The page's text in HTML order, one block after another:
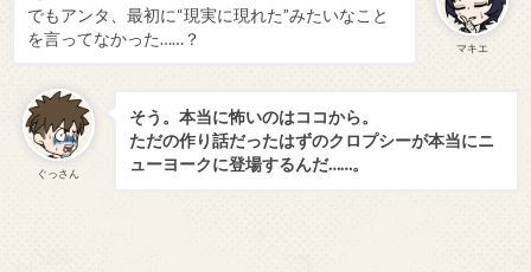
マキエ
でもアンタ、最初に“現実に現れた”みたいなこと
を言ってなかった……？
ぐっさん
そう。本当に怖いのはココから。
ただの作り話だったはずのクロプシーが本当にニ
ューヨークに登場するんだ……。